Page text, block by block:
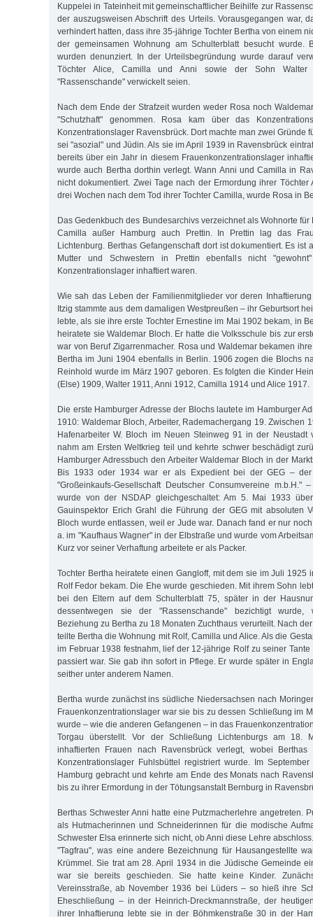
Kuppelei in Tateinheit mit gemeinschaftlicher Beihilfe zur
der auszugsweisen Abschrift des Urteils. Vorausgegangen war,
verhindert hatten, dass ihre 35-jährige Tochter Bertha von einem
der gemeinsamen Wohnung am Schulterblatt besucht wurde.
wurden denunziert. In der Urteilsbegründung wurde darauf
Töchter Alice, Camilla und Anni sowie der Sohn Walter
"Rassenschande" verwickelt seien.
Nach dem Ende der Strafzeit wurden weder Rosa noch
"Schutzhaft" genommen. Rosa kam über das
Konzentrationslager Ravensbrück. Dort machte man zwei Gründe
sei "asozial" und Jüdin. Als sie im April 1939 in Ravensbrück
bereits über ein Jahr in diesem Frauenkonzentrationslager
wurde auch Bertha dorthin verlegt. Wann Anni und Camilla in
nicht dokumentiert. Zwei Tage nach der Ermordung ihrer Töchter
drei Wochen nach dem Tod ihrer Tochter Camilla, wurde Rosa in
Das Gedenkbuch des Bundesarchivs verzeichnet als Wohnorte für
Camilla außer Hamburg auch Prettin. In Prettin lag das
Lichtenburg. Berthas Gefangenschaft dort ist dokumentiert. Es ist
Mutter und Schwestern in Prettin ebenfalls nicht
Konzentrationslager inhaftiert waren.
Wie sah das Leben der Familienmitglieder vor deren
Itzig stammte aus dem damaligen Westpreußen – ihr Geburtsort
lebte, als sie ihre erste Tochter Ernestine im Mai 1902 bekam, in
heiratete sie Waldemar Bloch. Er hatte die Volksschule bis zur
war von Beruf Zigarrenmacher. Rosa und Waldemar bekamen
Bertha im Juni 1904 ebenfalls in Berlin. 1906 zogen die Blochs
Reinhold wurde im März 1907 geboren. Es folgten die Kinder
(Else) 1909, Walter 1911, Anni 1912, Camilla 1914 und Alice 1917.
Die erste Hamburger Adresse der Blochs lautete im Hamburger
1910: Waldemar Bloch, Arbeiter, Rademachergang 19. Zwischen
Hafenarbeiter W. Bloch im Neuen Steinweg 91 in der Neustadt
nahm am Ersten Weltkrieg teil und kehrte schwer beschädigt
Hamburger Adressbuch den Arbeiter Waldemar Bloch in der
Bis 1933 oder 1934 war er als Expedient bei der GEG – der
"Großeinkaufs-Gesellschaft Deutscher Consumvereine m.b.H."
wurde von der NSDAP gleichgeschaltet: Am 5. Mai 1933
Gauinspektor Erich Grahl die Führung der GEG mit absoluten
Bloch wurde entlassen, weil er Jude war. Danach fand er nur
a. im "Kaufhaus Wagner" in der Elbstraße und wurde vom
Kurz vor seiner Verhaftung arbeitete er als Packer.
Tochter Bertha heiratete einen Gangloff, mit dem sie im Juli 1925
Rolf Fedor bekam. Die Ehe wurde geschieden. Mit ihrem Sohn
bei den Eltern auf dem Schulterblatt 75, später in der
dessentwegen sie der "Rassenschande" bezichtigt wurde,
Beziehung zu Bertha zu 18 Monaten Zuchthaus verurteilt. Nach
teilte Bertha die Wohnung mit Rolf, Camilla und Alice. Als die
im Februar 1938 festnahm, lief der 12-jährige Rolf zu seiner
passiert war. Sie gab ihn sofort in Pflege. Er wurde später in
seither unter anderem Namen.
Bertha wurde zunächst ins südliche Niedersachsen nach
Frauenkonzentrationslager war sie bis zu dessen Schließung im
wurde – wie die anderen Gefangenen – in das
Torgau überstellt. Vor der Schließung Lichtenburgs am 18.
inhaftierten Frauen nach Ravensbrück verlegt, wobei
Konzentrationslager Fuhlsbüttel registriert wurde. Im
Hamburg gebracht und kehrte am Ende des Monats nach
bis zu ihrer Ermordung in der Tötungsanstalt Bernburg in
Berthas Schwester Anni hatte eine Putzmacherlehre angetreten.
als Hutmacherinnen und Schneiderinnen für die modische
Schwester Elsa erinnerte sich nicht, ob Anni diese Lehre
"Tagfrau", was eine andere Bezeichnung für Hausangestellte
Krümmel. Sie trat am 28. April 1934 in die Jüdische Gemeinde
war sie bereits geschieden. Sie hatte keine Kinder.
Vereinsstraße, ab November 1936 bei Lüders – so hieß ihre
Eheschließung – in der Heinrich-Dreckmannstraße, der
ihrer Inhaftierung lebte sie in der Böhmkenstraße 30 in der